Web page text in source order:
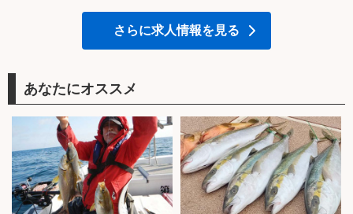
さらに求人情報を見る
あなたにオススメ